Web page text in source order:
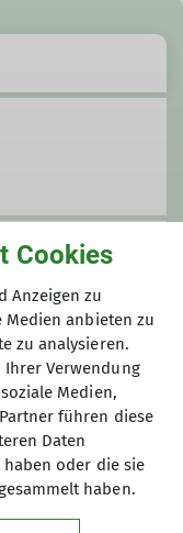
Cookies
Anzeigen zu
anbieten zu
zu analysieren.
Verwendung
Medien,
führen diese
Daten
oder die sie
haben.